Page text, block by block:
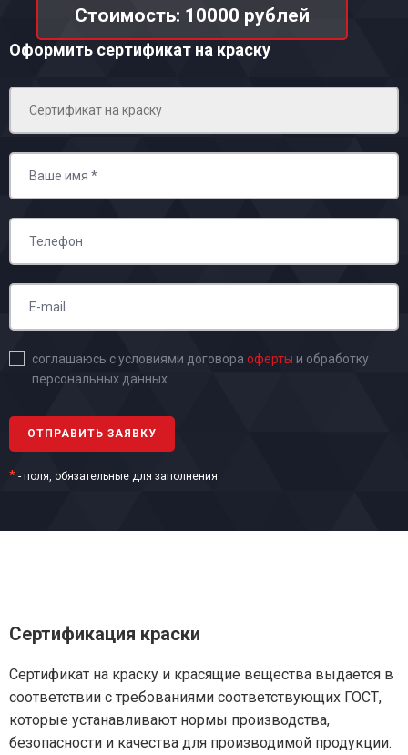
Стоимость: 10000 рублей
Оформить сертификат на краску
соглашаюсь с условиями договора оферты и обработку
персональных данных
* - поля, обязательные для заполнения
Сертификация краски
Сертификат на краску и красящие вещества выдается в
соответствии с требованиями соответствующих ГОСТ,
которые устанавливают нормы производства,
безопасности и качества для производимой продукции.